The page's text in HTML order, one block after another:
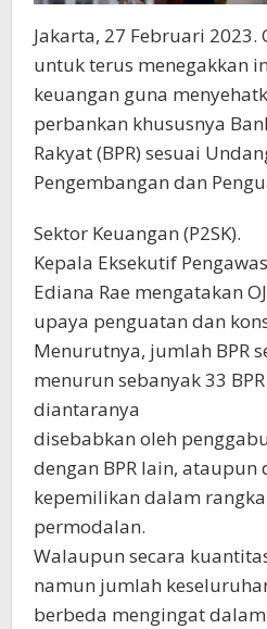
Jakarta, 27 Februari 2023.
untuk terus menegakkan
keuangan guna
perbankan khususnya
Rakyat (BPR) sesuai
Pengembangan dan
Sektor Keuangan (P2SK).
Kepala Eksekutif
Ediana Rae mengatakan
upaya penguatan dan
Menurutnya, jumlah BPR
menurun sebanyak 33
diantaranya
disebabkan oleh
dengan BPR lain,
kepemilikan dalam
permodalan.
Walaupun secara
namun jumlah
berbeda mengingat